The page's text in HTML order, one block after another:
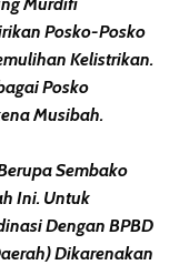
Posko-Posko
Kelistrikan.
Posko
Musibah.
Sembako
Ini. Untuk
Dengan BPBD
Dikarenakan